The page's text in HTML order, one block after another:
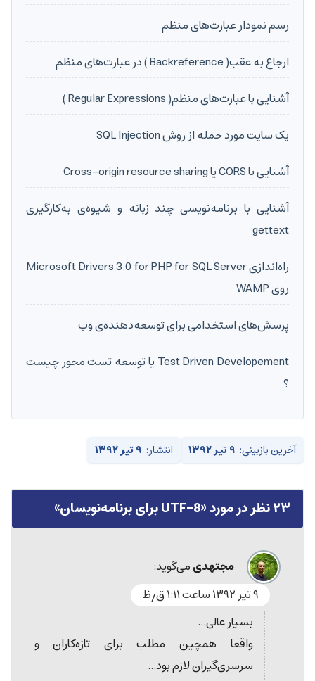
رسم نمودار عبارت‌های منظم
ارجاع به عقب( Backreference ) در عبارت‌های منظم
آشنایی با عبارت‌های منظم( Regular Expressions )
یک سایت مورد حمله از روش SQL Injection
آشنایی با CORS یا Cross-origin resource sharing
آشنایی با برنامه‌نویسی چند زبانه و شیوه‌ی به‌کارگیری
gettext
راه‌اندازی Microsoft Drivers 3.0 for PHP for SQL Server
روی WAMP
پرسش‌های استخدامی برای توسعه‌دهنده‌ی وب
Test Driven Developement یا توسعه تست محور چیست
؟
آخرین بازبینی: ۹ تیر ۱۳۹۲ انتشار: ۹ تیر ۱۳۹۲
۲۳ نظر در مورد « UTF-8 برای برنامه‌نویسان »
مجتهدیمی‌گوید:
۹ تیر ۱۳۹۲ ساعت ۱:۱۱ ق٫ظ
بسیار عالی...
واقعا همچین مطلب برای تازه‌کاران و
سرسری‌گیران لازم بود...